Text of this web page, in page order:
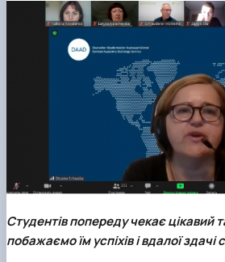
Студентів попереду чекає цікавий
побажаємо їм успіхів і вдалої здачі